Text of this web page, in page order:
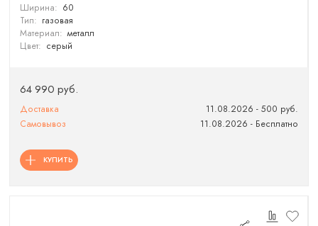
Ширина: 60
Тип: газовая
Материал: металл
Цвет: серый
64 990 руб.
Доставка
11.08.2026 - 500 руб.
Самовывоз
11.08.2026 - Бесплатно
КУПИТЬ